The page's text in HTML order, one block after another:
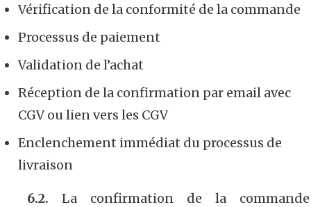
Vérification de la conformité de la commande
Processus de paiement
Validation de l’achat
Réception de la confirmation par email avec
CGV ou lien vers les CGV
Enclenchement immédiat du processus de
livraison
6.2. La confirmation de la commande